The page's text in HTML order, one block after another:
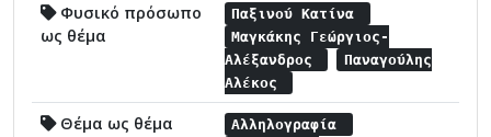
Φυσικό πρόσωπο
ως θέμα
Παξινού Κατίνα
Μαγκάκης Γεώργιος-
Αλέξανδρος
Παναγούλης
Αλέκος
Θέμα ως θέμα
Αλληλογραφία